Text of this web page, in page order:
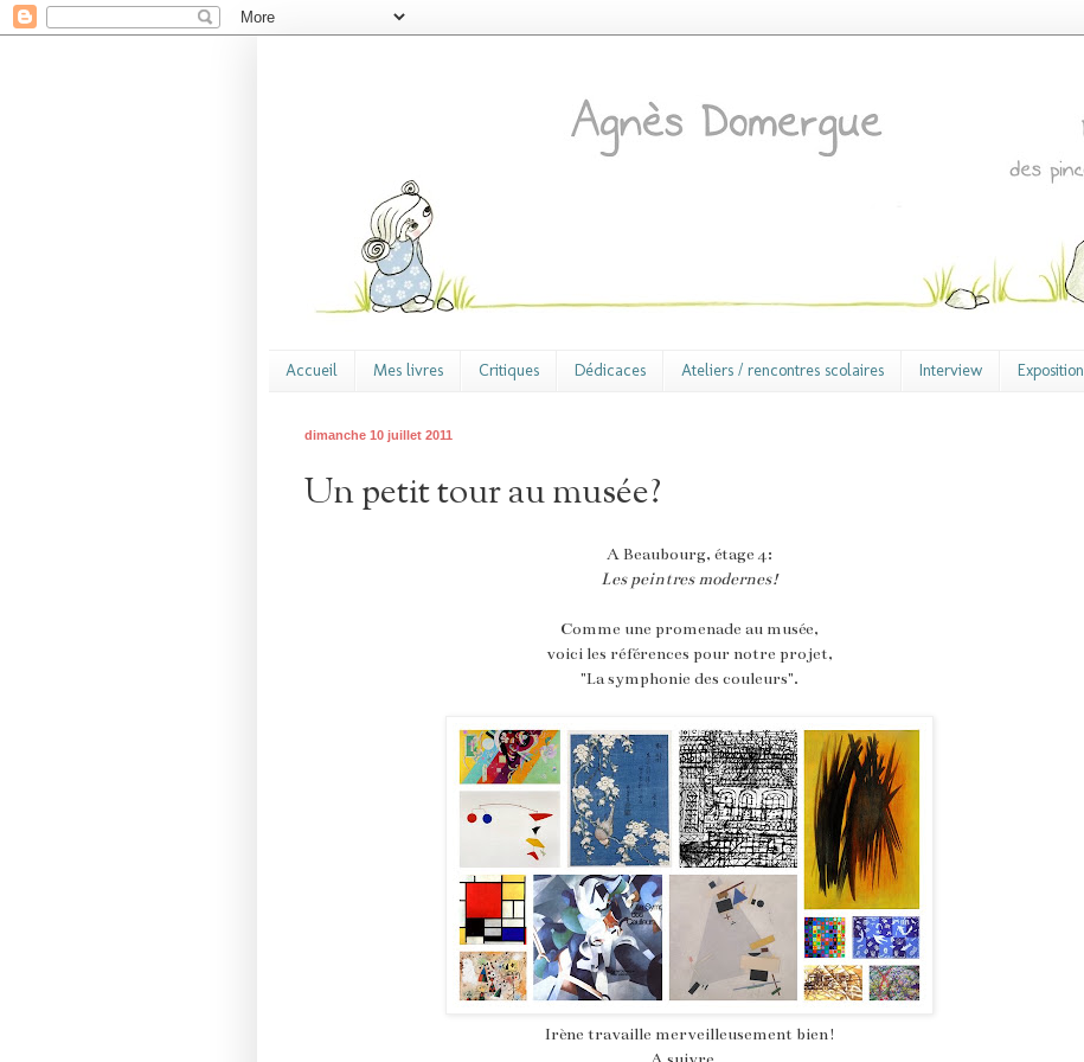
Accueil Mes livres Critiques Dédicaces Ateliers / rencontres scolaires Interview Exposition
dimanche 10 juillet 2011
Un petit tour au musée?
A Beaubourg, étage 4:
Les peintres modernes!
Comme une promenade au musée,
voici les références pour notre projet,
"La symphonie des couleurs".
Irène travaille merveilleusement bien!